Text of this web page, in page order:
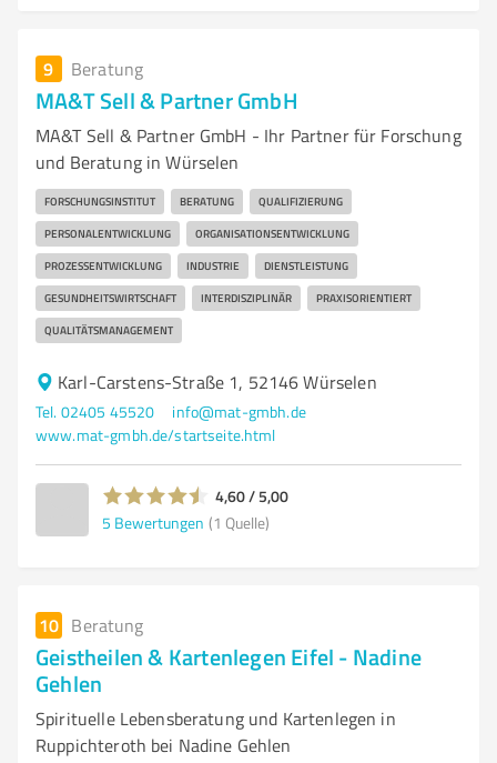
9 Beratung
MA&T Sell & Partner GmbH
MA&T Sell & Partner GmbH - Ihr Partner für Forschung
und Beratung in Würselen
FORSCHUNGSINSTITUT BERATUNG QUALIFIZIERUNG
PERSONALENTWICKLUNG ORGANISATIONSENTWICKLUNG
PROZESSENTWICKLUNG INDUSTRIE DIENSTLEISTUNG
GESUNDHEITSWIRTSCHAFT INTERDISZIPLINÄR PRAXISORIENTIERT
QUALITÄTSMANAGEMENT
Karl-Carstens-Straße 1, 52146 Würselen
Tel. 02405 45520
info@mat-gmbh.de
www.mat-gmbh.de/startseite.html
4,60 / 5,00
5 Bewertungen (1 Quelle)
10 Beratung
Geistheilen & Kartenlegen Eifel - Nadine
Gehlen
Spirituelle Lebensberatung und Kartenlegen in
Ruppichteroth bei Nadine Gehlen